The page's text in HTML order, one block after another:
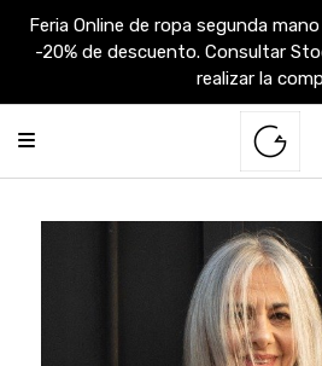
Feria Online de ropa segunda
-20% de descuento. Consultar
realizar la